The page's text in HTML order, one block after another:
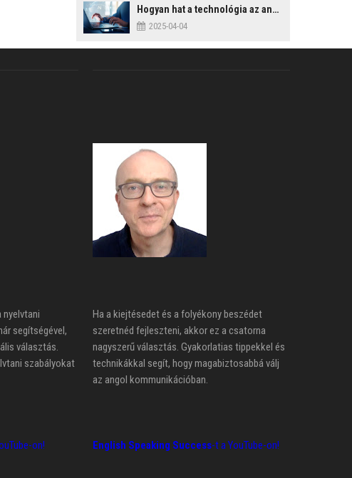
Hogyan hat a technológia az angol tanulási folyamatokra?
2025-04-04
nyelvtani
segítségével,
választás.
szabályokat
on!
Ha a kiejtésedet és a folyékony beszédet
szeretnéd fejleszteni, akkor ez a csatorna
nagyszerű választás. Gyakorlatias tippekkel és
technikákkal segít, hogy magabiztosabbá válj
az angol kommunikációban.
English Speaking Success-t a YouTube-on!